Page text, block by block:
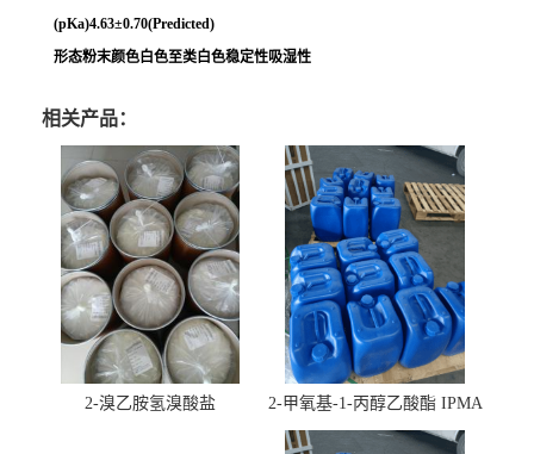
(pKa)4.63±0.70(Predicted)
形态粉末颜色白色至类白色稳定性吸湿性
相关产品：
2-溴乙胺氢溴酸盐 2-甲氧基-1-丙醇乙酸酯 IPMA